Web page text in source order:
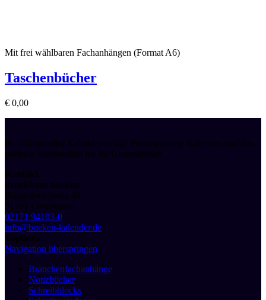
Mit frei wählbaren Fachanhängen (Format A6)
Taschenbücher
€ 0,00
Ihr individueller Kalenderverlag! Personalisierte Kalender sind das
perfekte Werbemittel für Ihr Unternehmen.
Kontakt
druckhaus boeken
Bürgerbuschweg 48
51381 Leverkusen
02171 94103-0
info@boeken-kalender.de
Toplinks
Navigation überspringen
Branchenfachanhänge
Notizbücher
Schreibblocks